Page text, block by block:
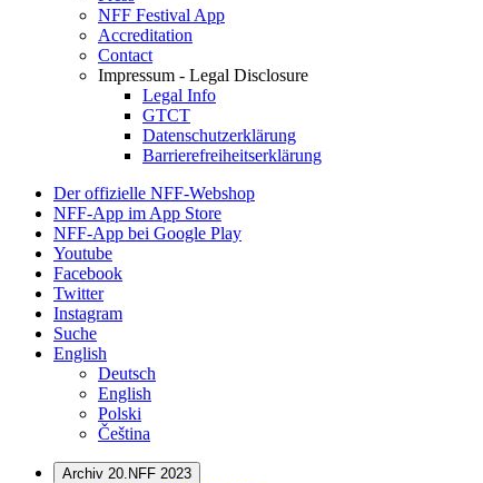
NFF Festival App
Accreditation
Contact
Impressum - Legal Disclosure
Legal Info
GTCT
Datenschutzerklärung
Barrierefreiheitserklärung
Der offizielle NFF-Webshop
NFF-App im App Store
NFF-App bei Google Play
Youtube
Facebook
Twitter
Instagram
Suche
English
Deutsch
English
Polski
Čeština
Archiv 20.NFF 2023